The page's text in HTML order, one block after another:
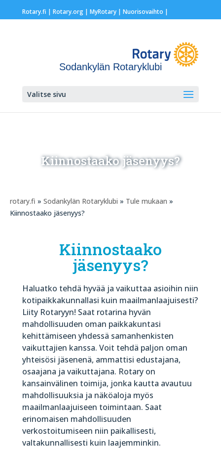
Rotary.fi | Rotary.org| MyRotary | Nuorisovaihto |
Sodankylän Rotaryklubi
Valitse sivu
Kiinnostaako jäsenyys?
rotary.fi » Sodankylän Rotaryklubi » Tule mukaan »
Kiinnostaako jäsenyys?
Kiinnostaako
jäsenyys?
Haluatko tehdä hyvää ja vaikuttaa asioihin niin
kotipaikkakunnallasi kuin maailmanlaajuisesti?
Liity Rotaryyn! Saat rotarina hyvän
mahdollisuuden oman paikkakuntasi
kehittämiseen yhdessä samanhenkisten
vaikuttajien kanssa. Voit tehdä paljon oman
yhteisösi jäsenenä, ammattisi edustajana,
osaajana ja vaikuttajana. Rotary on
kansainvälinen toimija, jonka kautta avautuu
mahdollisuuksia ja näköaloja myös
maailmanlaajuiseen toimintaan. Saat
erinomaisen mahdollisuuden
verkostoitumiseen niin paikallisesti,
valtakunnallisesti kuin laajemminkin.